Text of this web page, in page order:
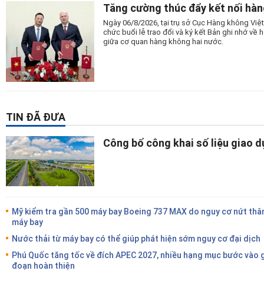
Tăng cường thúc đẩy kết nối
Ngày 06/8/2026, tại trụ sở Cục Hàng không
chức buổi lễ trao đổi và ký kết Bản ghi nhớ về
giữa cơ quan hàng không hai nước.
TIN ĐÃ ĐƯA
Công bố công khai số liệu giao
Mỹ kiểm tra gần 500 máy bay Boeing 737 MAX do nguy cơ nứt
máy bay
Nước thải từ máy bay có thể giúp phát hiện sớm nguy cơ đại dịch
Phú Quốc tăng tốc về đích APEC 2027, nhiều hạng mục bước vào
đoạn hoàn thiện